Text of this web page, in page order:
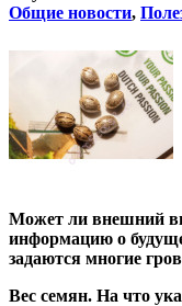
Общие новости,
Может ли внешний
информацию о
задаются многие
Вес семян. На что